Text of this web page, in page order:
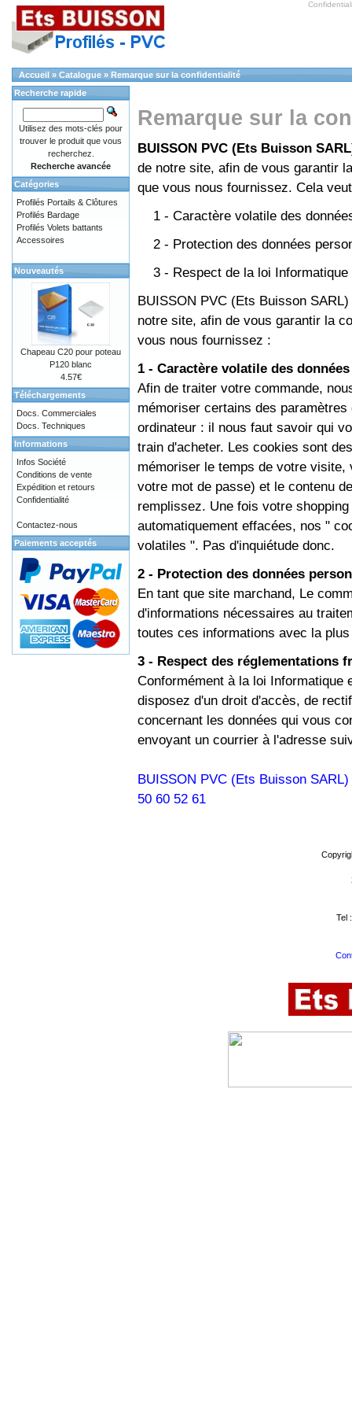
Accueil » Catalogue » Remarque sur la confidentialité
Remarque sur la
BUISSON PVC (Ets Buisson
de notre site, afin de vous garantir
que vous nous fournissez. Cela
1 - Caractère volatile des
2 - Protection des données
3 - Respect de la loi
BUISSON PVC (Ets Buisson
notre site, afin de vous garantir la
vous nous fournissez :
1 - Caractère volatile des
Afin de traiter votre commande,
mémoriser certains des
ordinateur : il nous faut savoir qui
train d'acheter. Les cookies sont
mémoriser le temps de votre
votre mot de passe) et le contenu
remplissez. Une fois votre
automatiquement effacées, nos "
volatiles ". Pas d'inquiétude donc.
2 - Protection des données
En tant que site marchand, Le
d'informations nécessaires au
toutes ces informations avec la
3 - Respect des réglementations
Conformément à la loi Informatique
disposez d'un droit d'accès, de
concernant les données qui vous
envoyant un courrier à l'adresse
BUISSON PVC (Ets Buisson
50 60 52 61
Recherche rapide
Utilisez des mots-clés pour
trouver le produit que vous
recherchez.
Recherche avancée
Catégories
Profilés Portails & Clôtures
Profilés Bardage
Profilés Volets battants
Accessoires
Nouveautés
Chapeau C20 pour poteau
P120 blanc
4.57€
Téléchargements
Docs. Commerciales
Docs. Techniques
Informations
Infos Société
Conditions de vente
Expédition et retours
Confidentialité
Contactez-nous
Paiements acceptés
Tel